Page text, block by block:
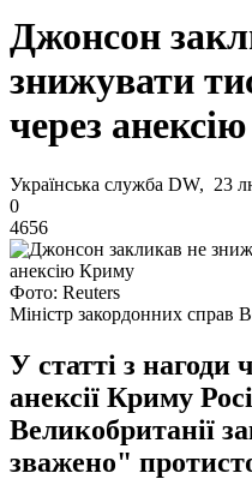
Джонсон
знижувати
через
Українська служба DW, 23
0
4656
Фото: Reuters
Міністр закордонних справ
У статті з нагоди
анексії Криму
Великобританії
зважено"